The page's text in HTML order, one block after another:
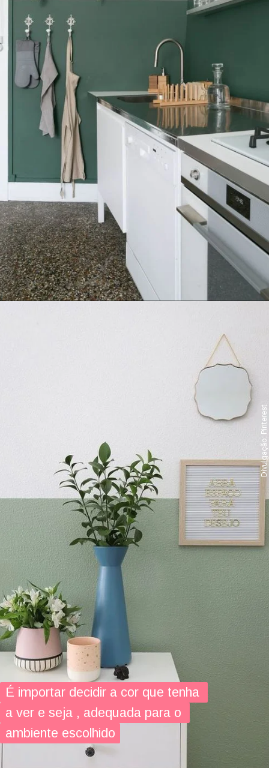
É importar decidir a cor que tenha
a ver e seja , adequada para o
ambiente escolhido
É importar decidir a cor que tenha
a ver e seja , adequada para o
ambiente escolhido
Divulgação: Pinterest